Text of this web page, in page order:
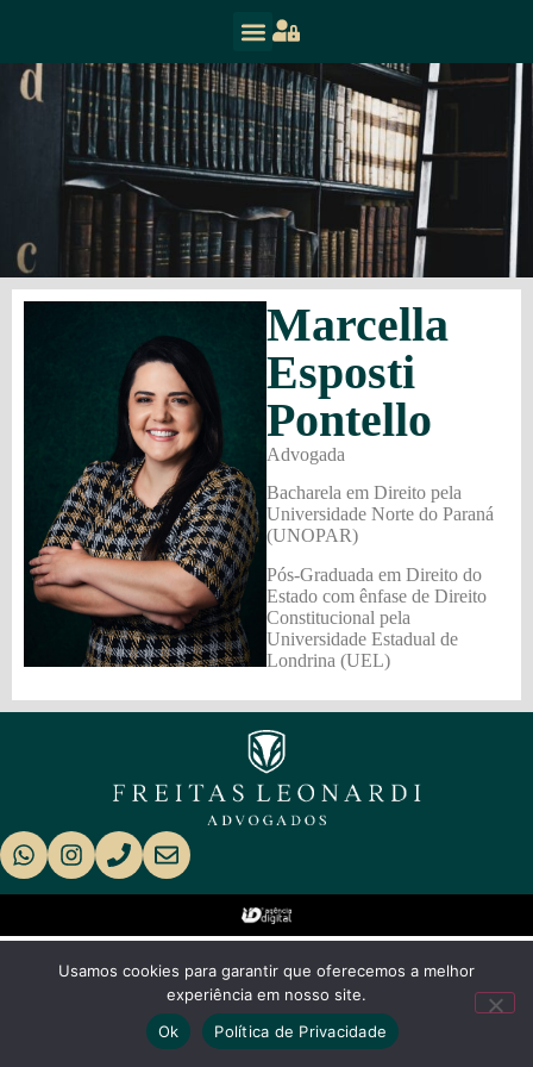
Marcella
Esposti
Pontello
Advogada
Bacharela em Direito pela
Universidade Norte do Paraná
(UNOPAR)
Pós-Graduada em Direito do
Estado com ênfase de Direito
Constitucional pela
Universidade Estadual de
Londrina (UEL)
Usamos cookies para garantir que oferecemos a melhor
experiência em nosso site.
Ok
Política de Privacidade